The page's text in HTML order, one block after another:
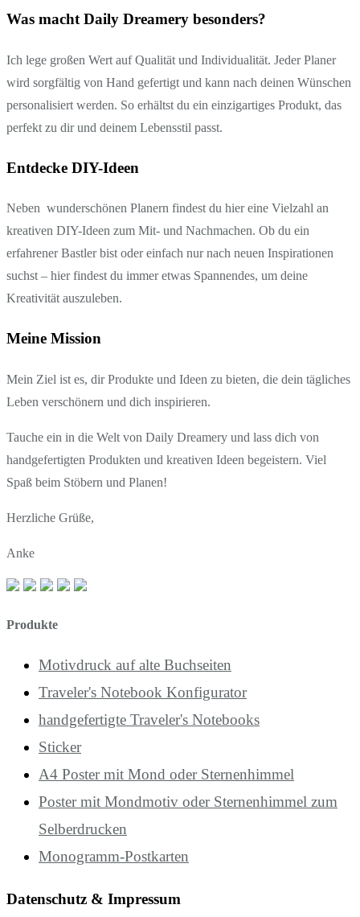
Was macht Daily Dreamery besonders?
Ich lege großen Wert auf Qualität und Individualität. Jeder Planer
wird sorgfältig von Hand gefertigt und kann nach deinen Wünschen
personalisiert werden. So erhältst du ein einzigartiges Produkt, das
perfekt zu dir und deinem Lebensstil passt.
Entdecke DIY-Ideen
Neben wunderschönen Planern findest du hier eine Vielzahl an
kreativen DIY-Ideen zum Mit- und Nachmachen. Ob du ein
erfahrener Bastler bist oder einfach nur nach neuen Inspirationen
suchst – hier findest du immer etwas Spannendes, um deine
Kreativität auszuleben.
Meine Mission
Mein Ziel ist es, dir Produkte und Ideen zu bieten, die dein tägliches
Leben verschönern und dich inspirieren.
Tauche ein in die Welt von Daily Dreamery und lass dich von
handgefertigten Produkten und kreativen Ideen begeistern. Viel
Spaß beim Stöbern und Planen!
Herzliche Grüße,
Anke
Produkte
Motivdruck auf alte Buchseiten
Traveler's Notebook Konfigurator
handgefertigte Traveler's Notebooks
Sticker
A4 Poster mit Mond oder Sternenhimmel
Poster mit Mondmotiv oder Sternenhimmel zum
Selberdrucken
Monogramm-Postkarten
Datenschutz & Impressum